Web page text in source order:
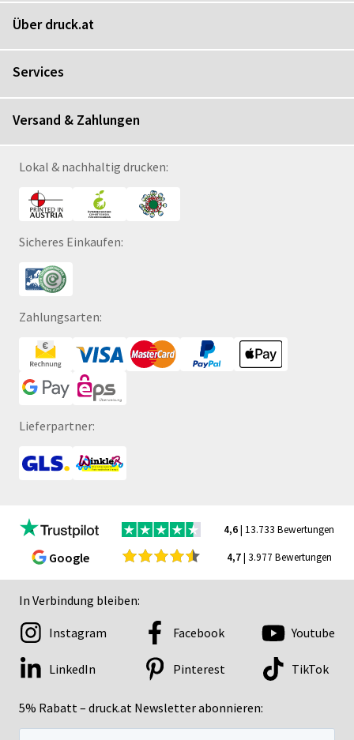
Über druck.at
Services
Versand & Zahlungen
Lokal & nachhaltig drucken:
Sicheres Einkaufen:
Zahlungsarten:
Lieferpartner:
4,6| 13.733 Bewertungen
Google 4,7| 3.977 Bewertungen
In Verbindung bleiben:
5% Rabatt – druck.at Newsletter abonnieren:
Instagram Facebook Youtube
LinkedIn Pinterest TikTok